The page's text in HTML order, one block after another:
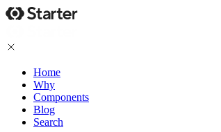
Home
Why
Components
Blog
Search